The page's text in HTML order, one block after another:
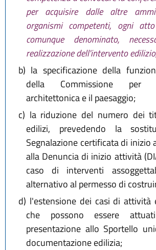
per acquisire dalle altre
organismi competenti, ogni
comunque denominato,
realizzazione dell'intervento
b) la specificazione della
della Commissione
architettonica e il paesaggio;
c) la riduzione del numero dei
edilizi, prevedendo la
Segnalazione certificata di inizio
alla Denuncia di inizio attività
caso di interventi
alternativo al permesso di
d) l'estensione dei casi di attività
che possono essere
presentazione allo Sportello
documentazione edilizia;